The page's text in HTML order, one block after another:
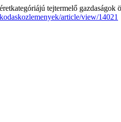
tejtermelő gazdaságok
article/view/14021